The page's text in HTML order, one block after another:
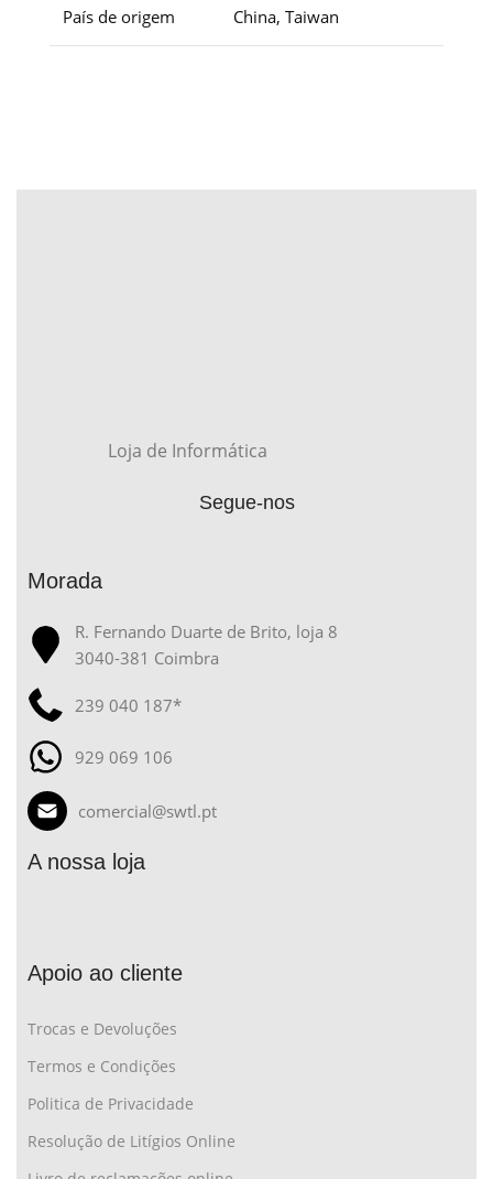
País de origem China, Taiwan
Loja de Informática
Segue-nos
Morada
R. Fernando Duarte de Brito, loja 8
3040-381 Coimbra
239 040 187*
929 069 106
comercial@swtl.pt
A nossa loja
Apoio ao cliente
Trocas e Devoluções
Termos e Condições
Politica de Privacidade
Resolução de Litígios Online